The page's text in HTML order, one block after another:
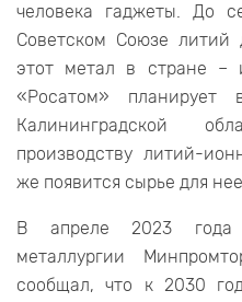
человека гаджеты. До
Советском Союзе литий
этот метал в стране –
«Росатом»
Калининградской
производству литий-
же появится сырье для
В апреле 2023 года
металлургии
сообщал, что к 2030